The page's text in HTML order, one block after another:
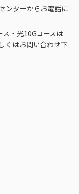
ンターからお電話に
・光10Gコースは
くはお問い合わせ下